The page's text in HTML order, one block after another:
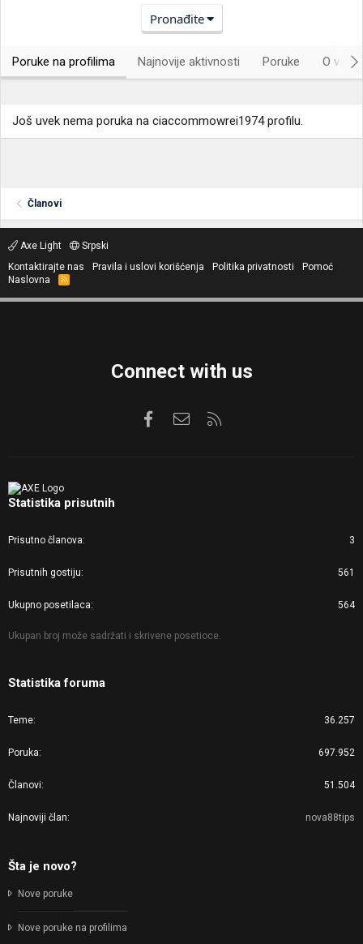
Pronađite
Poruke na profilima Najnovije aktivnosti Poruke O
Još uvek nema poruka na ciaccommowrei1974 profilu.
Članovi
Axe Light
Srpski
Kontaktirajte nas
Pravila i uslovi korišćenja Politika privatnosti
Pomoć
Naslovna
R
S
Connect with us
FacebookKontaktirajte nas
Statistika prisutnih
Prisutno članova 3
Prisutnih gostiju 561
Ukupno posetilaca 564
Ukupan broj može sadržati i skrivene posetioce.
Statistika foruma
Teme 36.257
Poruka 697.952
Članovi 51.504
Najnoviji član nova88tips
Šta je novo?
Nove poruke
Nove poruke na profilima